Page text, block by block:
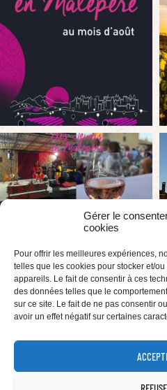
Gérer le
cookies
Pour offrir les meilleures expériences,
telles que les cookies pour stocker et/
appareils. Le fait de consentir à ces
des données telles que le
sur ce site. Le fait de ne pas consentir
avoir un effet négatif sur certaines